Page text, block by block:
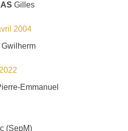
Gilles
2004
Gwilherm
Emmanuel
(SepM)